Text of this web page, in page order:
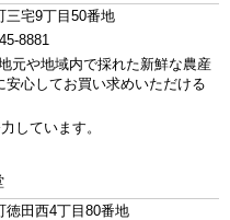
宅9丁目50番地
8881
元や地域内で採れた新鮮な農産
安心してお買い求めいただける
います。
田西4丁目80番地